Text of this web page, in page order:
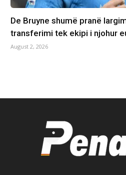
De Bruyne shumë pranë
transferimi tek ekipi i njohur
August 2, 2026